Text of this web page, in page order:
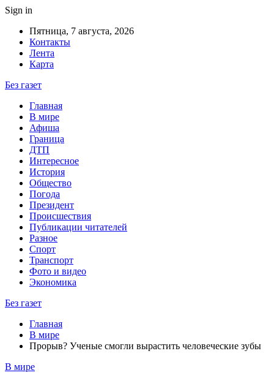
Sign in
Пятница, 7 августа, 2026
Контакты
Лента
Карта
Без газет
Главная
В мире
Афиша
Граница
ДТП
Интересное
История
Общество
Погода
Президент
Происшествия
Публикации читателей
Разное
Спорт
Транспорт
Фото и видео
Экономика
Без газет
Главная
В мире
Прорыв? Ученые смогли вырастить человеческие зубы
В мире